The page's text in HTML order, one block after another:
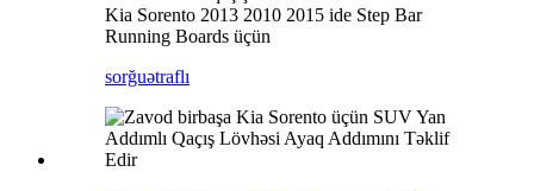
Kia Sorento 2013 2010 2015 ide Step Bar
Running Boards üçün
sorğuətraflı